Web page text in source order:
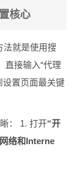
核心
法就是使用搜
直接输入“代理
设置页面最关键
： 1. 打开“开
络和Interne